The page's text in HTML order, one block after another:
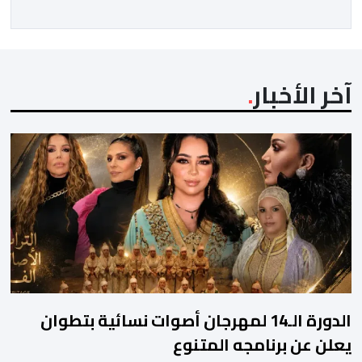
آخر الأخبار
الدورة الـ14 لمهرجان أصوات نسائية بتطوان
يعلن عن برنامجه المتنوع